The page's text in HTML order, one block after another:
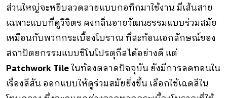
ส่วนใหญ่จะหยิบลวดลายแบบกอทิกมาใช้งาน มีเส้นสาย
เฉพาะแบบที่ดูวิจิตร คงกลิ่นอายวัฒนธรรมแบบร่วมสมัย
เหมือนกับพวกกระเบื้องโบราณ ที่สะท้อนเอกลักษณ์ของ
สถาปัตยกรรมแบบชิโนโปรตุกีสได้อย่างดี แต่
Patchwork Tileในท้องตลาดปัจจุบัน ยังมีการลดทอนใน
เรื่องสีสัน ออกแบบให้ดูร่วมสมัยยิ่งขึ้น เลือกใช้เฉดสีใน